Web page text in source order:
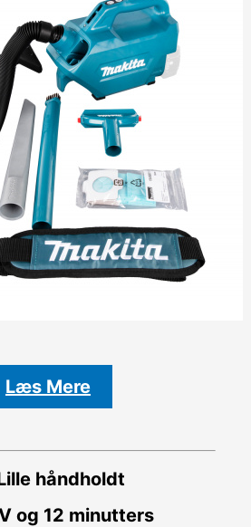
Læs Mere
håndholdt
og 12 minutters